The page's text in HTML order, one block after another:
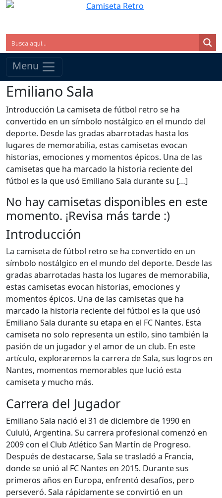
Menu
Emiliano Sala
Introducción La camiseta de fútbol retro se ha
convertido en un símbolo nostálgico en el mundo del
deporte. Desde las gradas abarrotadas hasta los
lugares de memorabilia, estas camisetas evocan
historias, emociones y momentos épicos. Una de las
camisetas que ha marcado la historia reciente del
fútbol es la que usó Emiliano Sala durante su […]
No hay camisetas disponibles en este
momento. ¡Revisa más tarde :)
Introducción
La camiseta de fútbol retro se ha convertido en un
símbolo nostálgico en el mundo del deporte. Desde las
gradas abarrotadas hasta los lugares de memorabilia,
estas camisetas evocan historias, emociones y
momentos épicos. Una de las camisetas que ha
marcado la historia reciente del fútbol es la que usó
Emiliano Sala durante su etapa en el FC Nantes. Esta
camiseta no solo representa un estilo, sino también la
pasión de un jugador y el amor de un club. En este
artículo, exploraremos la carrera de Sala, sus logros en
Nantes, momentos memorables que lució esta
camiseta y mucho más.
Carrera del Jugador
Emiliano Sala nació el 31 de diciembre de 1990 en
Cululú, Argentina. Su carrera profesional comenzó en
2009 con el Club Atlético San Martín de Progreso.
Después de destacarse, Sala se trasladó a Francia,
donde se unió al FC Nantes en 2015. Durante sus
primeros años en Europa, enfrentó desafíos, pero
perseveró. Sala rápidamente se convirtió en un